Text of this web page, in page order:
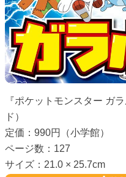
『ポケットモンスター ガ
ド）
定価：990円（小学館）
ページ数：127
サイズ：21.0 × 25.7cm